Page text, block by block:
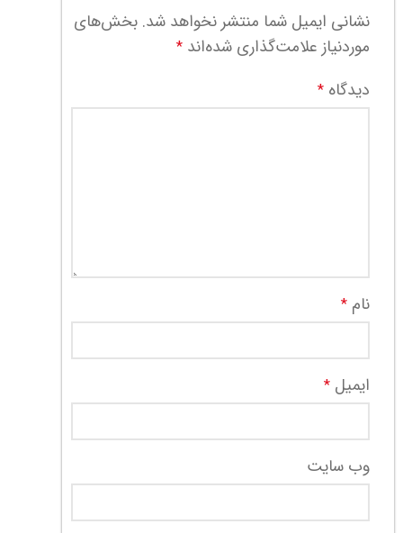
نشانی ایمیل شما منتشر نخواهد شد. بخش‌های
موردنیاز علامت‌گذاری شده‌اند *
دیدگاه *
نام *
ایمیل *
وب‌ سایت